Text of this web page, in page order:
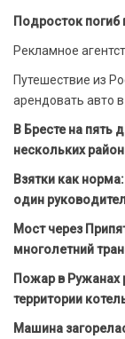
Подросток погиб
Рекламное
Путешествие из
арендовать авто
В Бресте на пять
нескольких
Взятки как
один
Мост через
многолетний
Пожар в Ружанах
территории
Машина